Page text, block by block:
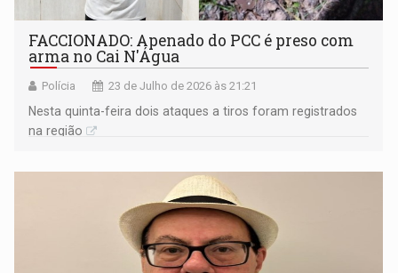
FACCIONADO: Apenado do PCC é preso com
arma no Cai N'Água
Polícia 23 de Julho de 2026 às 21:21
Nesta quinta-feira dois ataques a tiros foram registrados
na região